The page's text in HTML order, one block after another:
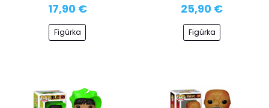
17,90 €
Figúrka
25,90 €
Figúrka